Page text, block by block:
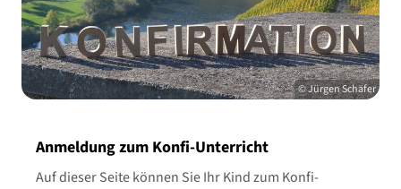
© Jürgen Schäfer
Anmeldung zum Konfi-Unterricht
Auf dieser Seite können Sie Ihr Kind zum Konfi-